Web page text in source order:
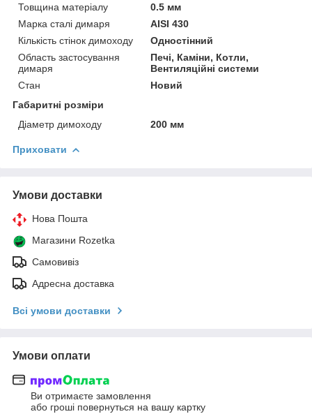
Товщина матеріалу
0.5 мм
Марка сталі димаря
AISI 430
Кількість стінок димоходу
Одностінний
Область застосування
димаря
Печі, Каміни, Котли,
Вентиляційні системи
Стан
Новий
Габаритні розміри
Діаметр димоходу
200 мм
Приховати
Умови доставки
Нова Пошта
Магазини Rozetka
Самовивіз
Адресна доставка
Всі умови доставки
Умови оплати
Ви отримаєте замовлення
або гроші повернуться на вашу картку